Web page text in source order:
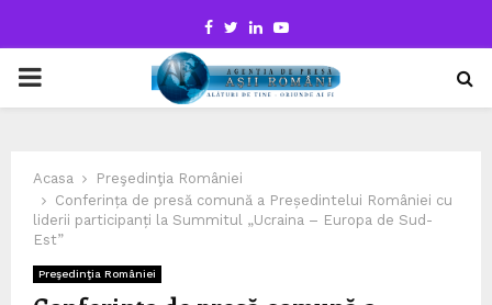
Facebook
TwitterLinkedinYoutube
PRIMARY
Acasa
Preşedinţia României
Conferința de presă comună a Președintelui României cu
liderii participanți la Summitul „Ucraina – Europa de Sud-
Est”
Preşedinţia României